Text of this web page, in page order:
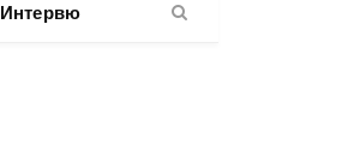
Интервю